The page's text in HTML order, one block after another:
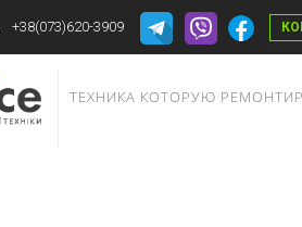
+38(073)620-3909
ТЕХНИКА КОТОРУЮ